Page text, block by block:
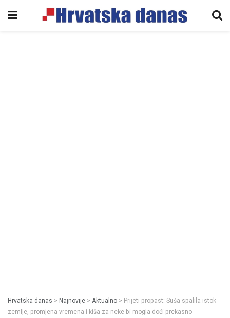
Hrvatska danas > Najnovije > Aktualno > Prijeti propast: Suša spalila istok
zemlje, promjena vremena i kiša za neke bi mogla doći prekasno